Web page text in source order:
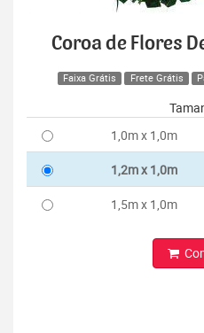
Coroa de Flores
Faixa Grátis Frete Grátis
1,0m x 1,0m
1,2m x 1,0m
1,5m x 1,0m